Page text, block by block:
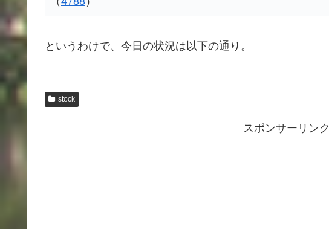
というわけで、今日の状況は以下の通り。
stock
スポンサーリンク